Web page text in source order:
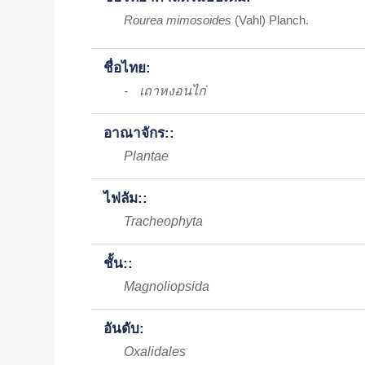
Rourea mimosoides (Vahl) Planch.
ชื่อไทย:
- เถาหงอนไก่
อาณาจักร::
Plantae
ไฟลัม::
Tracheophyta
ชั้น::
Magnoliopsida
อันดับ:
Oxalidales